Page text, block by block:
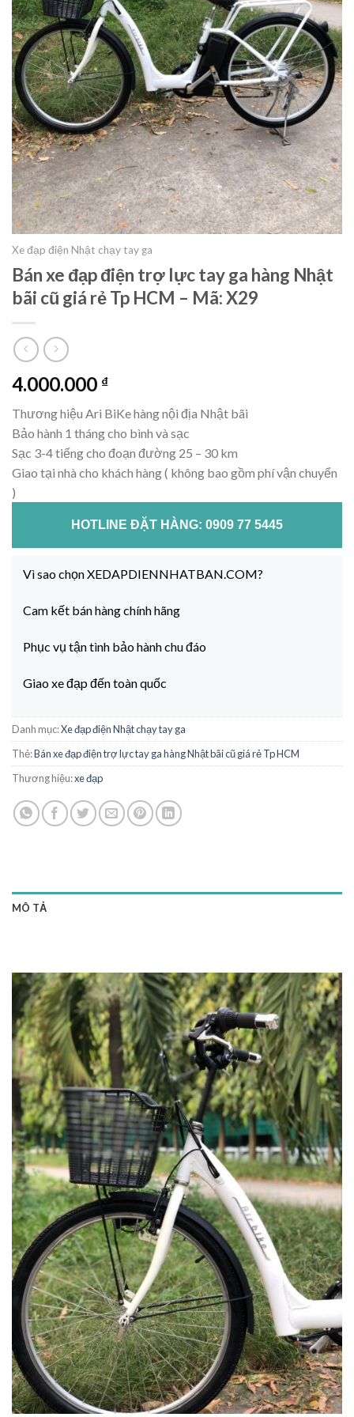
Xe đạp điện Nhật chạy tay ga
Bán xe đạp điện trợ lực tay ga hàng Nhật
bãi cũ giá rẻ Tp HCM – Mã: X29
4.000.000 ₫
Thương hiệu Ari BiKe hàng nội địa Nhật bãi
Bảo hành 1 tháng cho bình và sạc
Sạc 3-4 tiếng cho đoạn đường 25 – 30 km
Giao tại nhà cho khách hàng ( không bao gồm phí vận chuyển
)
HOTLINE ĐẶT HÀNG: 0909 77 5445
Vì sao chọn XEDAPDIENNHATBAN.COM?
Cam kết bán hàng chính hãng
Phục vụ tận tình bảo hành chu đáo
Giao xe đạp đến toàn quốc
Danh mục:Xe đạp điện Nhật chạy tay ga
Thẻ:Bán xe đạp điện trợ lực tay ga hàng Nhật bãi cũ giá rẻ Tp HCM
Thương hiệu:xe đạp
MÔ TẢ